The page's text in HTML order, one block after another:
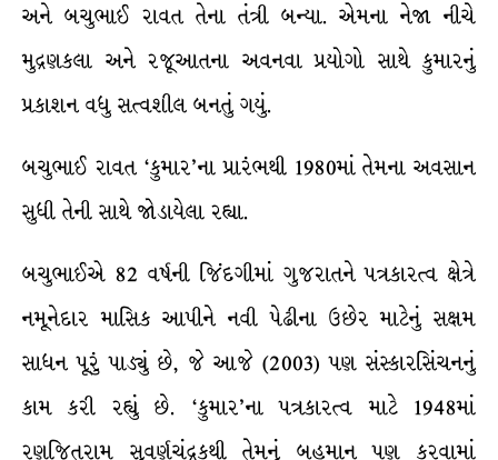
અને બચુભાઈ રાવત તેના તંત્રી બન્યા. એમના નેજા નીચે
મુદ્રણકલા અને રજૂઆતના અવનવા પ્રયોગો સાથે કુમારનું
પ્રકાશન વધુ સત્વશીલ બનતું ગયું.
બચુભાઈ રાવત ‘કુમાર’ના પ્રારંભથી 1980માં તેમના અવસાન
સુધી તેની સાથે જોડાયેલા રહ્યા.
બચુભાઈએ 82 વર્ષની જિંદગીમાં ગુજરાતને પત્રકારત્વ ક્ષેત્રે
નમૂનેદાર માસિક આપીને નવી પેઢીના ઉછેર માટેનું સક્ષમ
સાધન પૂરું પાડ્યું છે, જે આજે (2003) પણ સંસ્કારસિંચનનું
કામ કરી રહ્યું છે. ‘કુમાર’ના પત્રકારત્વ માટે 1948માં
રણજિતરામ સુવર્ણચંદ્રકથી તેમનું બહુમાન પણ કરવામાં